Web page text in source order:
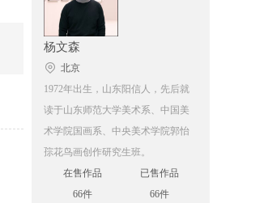
杨文森
北京
1972年出生，山东阳信人，先后就
读于山东师范大学美术系、中国美
术学院国画系、中央美术学院郭怡
孮花鸟画创作研究生班。
在售作品
66件
已售作品
66件